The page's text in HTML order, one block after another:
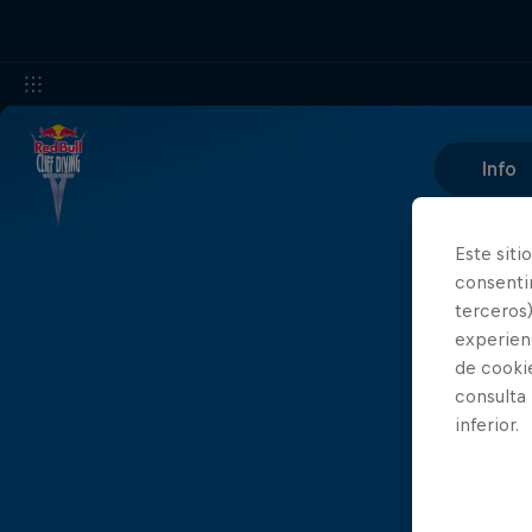
Info
Este
de
consulta
inferior.